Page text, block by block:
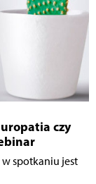
czy
w spotkaniu jest